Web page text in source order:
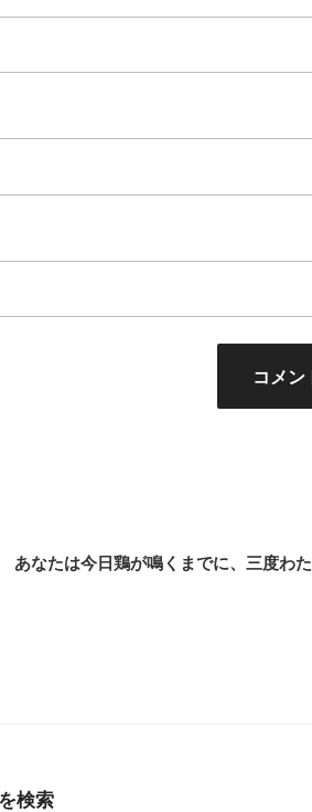
あなたは今日鶏が鳴くまでに、三度わ
検索